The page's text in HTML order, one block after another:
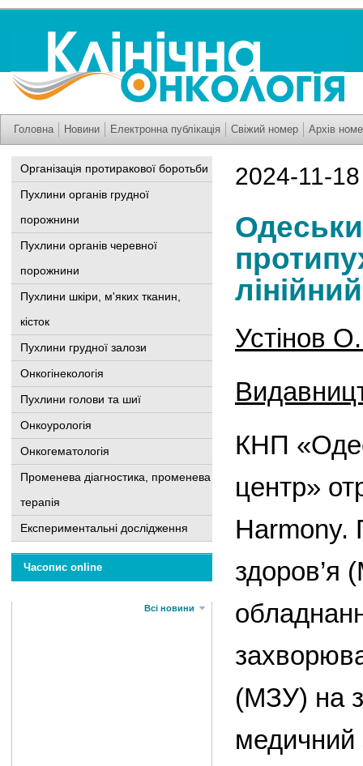
Головна Новини Електронна публікація Свіжий номер Архів
Організація протиракової боротьби
Пухлини органів грудної
порожнини
Пухлини органів черевної
порожнини
Пухлини шкіри, м'яких тканин,
кісток
Пухлини грудної залози
Онкогінекологія
Пухлини голови та шиї
Онкоурологія
Онкогематологія
Променева діагностика, променева
терапія
Експериментальні дослідження
Часопис online
Всі новини
2024-11-
Устінов
КНП
центр»
Harmony.
здоров’я
(МЗУ) на
медичний